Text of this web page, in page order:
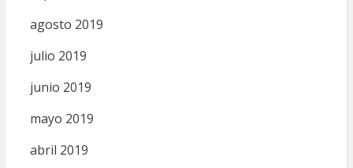
agosto 2019
julio 2019
junio 2019
mayo 2019
abril 2019